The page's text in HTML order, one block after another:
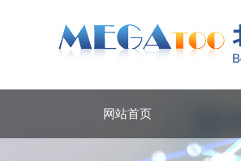
网站首页